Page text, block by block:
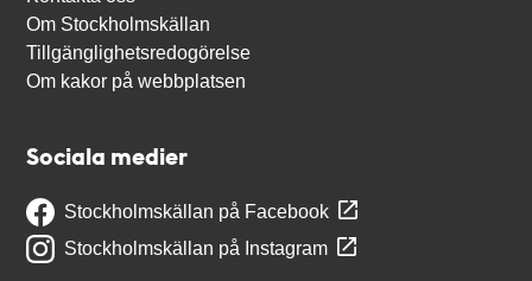
Om Stockholmskällan
Tillgänglighetsredogörelse
Om kakor på webbplatsen
Sociala medier
Stockholmskällan på Facebook
Stockholmskällan på Instagram